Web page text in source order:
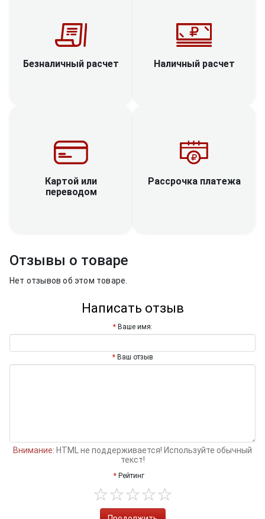
Безналичный расчет Наличный расчет
Картой или
переводом
Рассрочка платежа
Отзывы о товаре
Нет отзывов об этом товаре.
Написать отзыв
Ваше имя:
Ваш отзыв
Внимание: HTML не поддерживается! Используйте обычный
текст!
Рейтинг